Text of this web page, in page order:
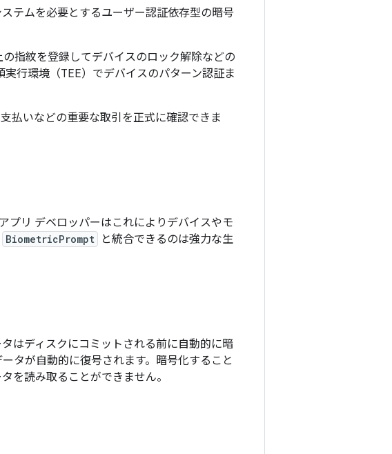
テムを必要とするユーザー認証依存型の暗号
指紋を登録してデバイスのロック解除などの
行環境（TEE）でデバイスのパターン認証ま
払いなどの重要な取引を正式に確認できま
プリ デベロッパーはこれによりデバイスやモ
BiometricPrompt
と統合できるのは強力な生
はディスクにコミットされる前に自動的に暗
タが自動的に復号されます。暗号化すること
を読み取ることができません。